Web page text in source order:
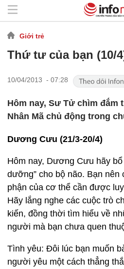
Giới trẻ
Thứ tư của bạn (10/
10/04/2013 - 07:28
Hôm nay, Sư Tử chìm đắm
Nhân Mã chủ động trong
Dương Cưu (21/3-20/4)
Hôm nay, Dương Cưu hãy bổ
dưỡng” cho bộ não. Bạn nên
phận của cơ thể cần được
Hãy lắng nghe các cuộc trò
kiến, đồng thời tìm hiểu về
người mà bạn chưa quen
Tình yêu: Đôi lúc bạn muốn
người yêu một cách thẳng